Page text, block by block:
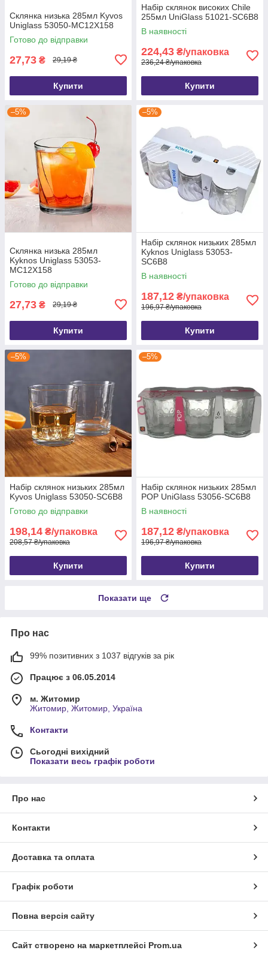
Склянка низька 285мл Kyvos
Uniglass 53050-MC12Х158
Готово до відправки
27,73 ₴ 29,19 ₴
Купити
Набір склянок високих Chile
255мл UniGlass 51021-SC6B8
В наявності
224,43 ₴/упаковка
236,24 ₴/упаковка
Купити
–5%
Склянка низька 285мл
Kyknos Uniglass 53053-
MC12Х158
Готово до відправки
27,73 ₴ 29,19 ₴
Купити
–5%
Набір склянок низьких 285мл
Kyknos Uniglass 53053-
SC6B8
В наявності
187,12 ₴/упаковка
196,97 ₴/упаковка
Купити
–5%
Набір склянок низьких 285мл
Kyvos Uniglass 53050-SC6B8
Готово до відправки
198,14 ₴/упаковка
208,57 ₴/упаковка
Купити
–5%
Набір склянок низьких 285мл
POP UniGlass 53056-SC6B8
В наявності
187,12 ₴/упаковка
196,97 ₴/упаковка
Купити
Показати ще
Про нас
99% позитивних з 1037 відгуків за рік
Працює з 06.05.2014
м. Житомир
Житомир, Житомир, Україна
Контакти
Сьогодні вихідний
Показати весь графік роботи
Про нас
Контакти
Доставка та оплата
Графік роботи
Повна версія сайту
Сайт створено на маркетплейсі Prom.ua